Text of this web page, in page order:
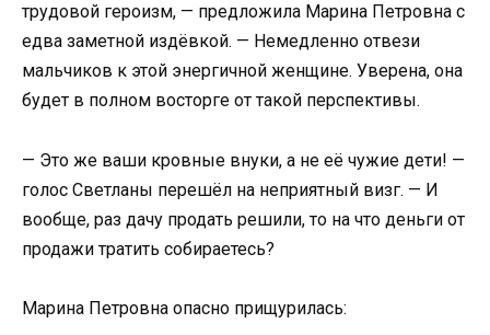
трудовой героизм, — предложила Марина Петровна с
едва заметной издёвкой. — Немедленно отвези
мальчиков к этой энергичной женщине. Уверена, она
будет в полном восторге от такой перспективы.
— Это же ваши кровные внуки, а не её чужие дети! —
голос Светланы перешёл на неприятный визг. — И
вообще, раз дачу продать решили, то на что деньги от
продажи тратить собираетесь?
Марина Петровна опасно прищурилась: